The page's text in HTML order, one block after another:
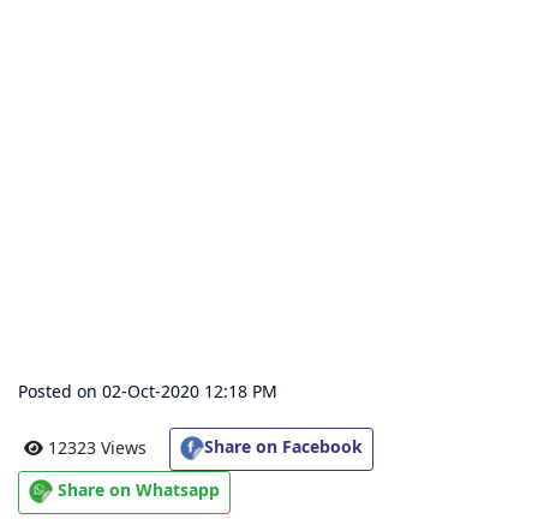
पाठशाला
Parv
Posted on 02-Oct-2020 12:18 PM
12323 Views
Share on Facebook
Share on Whatsapp